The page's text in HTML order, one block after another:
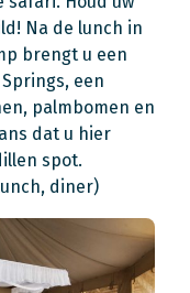
Na de lunch in
brengt u een
een
palmbomen en
dat u hier
spot.
diner)